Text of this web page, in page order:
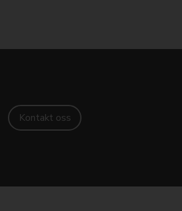
Kontakt oss